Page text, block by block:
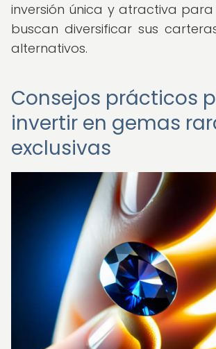
inversión única y atractiva
buscan diversificar sus
alternativos.
Consejos prácticos
invertir en gemas
exclusivas